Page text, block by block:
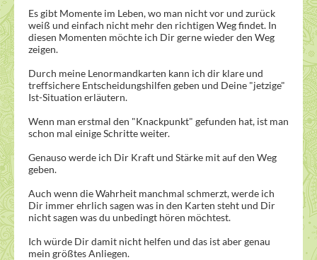
Es gibt Momente im Leben, wo man nicht vor und zurück
weiß und einfach nicht mehr den richtigen Weg findet. In
diesen Momenten möchte ich Dir gerne wieder den Weg
zeigen.
Durch meine Lenormandkarten kann ich dir klare und
treffsichere Entscheidungshilfen geben und Deine "jetzige"
Ist-Situation erläutern.
Wenn man erstmal den "Knackpunkt" gefunden hat, ist man
schon mal einige Schritte weiter.
Genauso werde ich Dir Kraft und Stärke mit auf den Weg
geben.
Auch wenn die Wahrheit manchmal schmerzt, werde ich
Dir immer ehrlich sagen was in den Karten steht und Dir
nicht sagen was du unbedingt hören möchtest.
Ich würde Dir damit nicht helfen und das ist aber genau
mein größtes Anliegen.